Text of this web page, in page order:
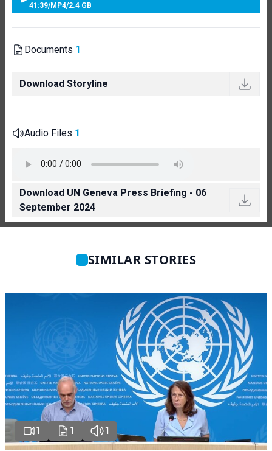
41:39/MP4/2.4 GB
Documents 1
Download Storyline
Audio Files 1
Download UN Geneva Press Briefing - 06
September 2024
SIMILAR STORIES
1 1 1